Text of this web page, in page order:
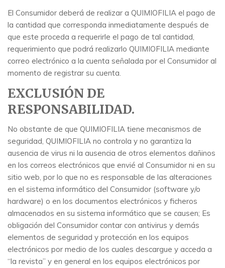
El Consumidor deberá de realizar a QUIMIOFILIA el pago de
la cantidad que corresponda inmediatamente después de
que este proceda a requerirle el pago de tal cantidad,
requerimiento que podrá realizarlo QUIMIOFILIA mediante
correo electrónico a la cuenta señalada por el Consumidor al
momento de registrar su cuenta.
EXCLUSIÓN DE
RESPONSABILIDAD.
No obstante de que QUIMIOFILIA tiene mecanismos de
seguridad, QUIMIOFILIA no controla y no garantiza la
ausencia de virus ni la ausencia de otros elementos dañinos
en los correos electrónicos que envié al Consumidor ni en su
sitio web, por lo que no es responsable de las alteraciones
en el sistema informático del Consumidor (software y/o
hardware) o en los documentos electrónicos y ficheros
almacenados en su sistema informático que se causen; Es
obligación del Consumidor contar con antivirus y demás
elementos de seguridad y protección en los equipos
electrónicos por medio de los cuales descargue y acceda a
“la revista” y en general en los equipos electrónicos por